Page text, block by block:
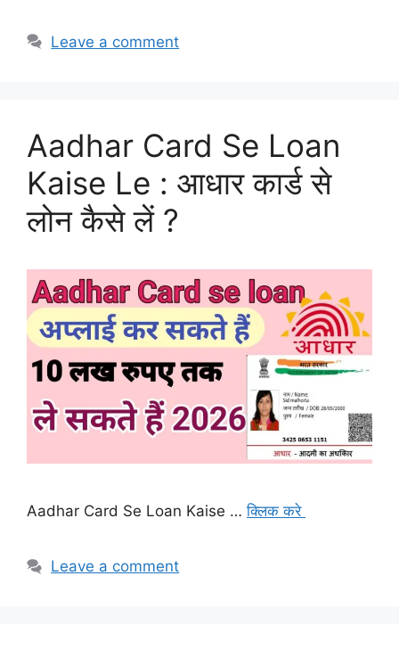
Leave a comment
Aadhar Card Se Loan
Kaise Le : आधार कार्ड से
लोन कैसे लें ?
Aadhar Card Se Loan Kaise …क्लिक करे
Leave a comment